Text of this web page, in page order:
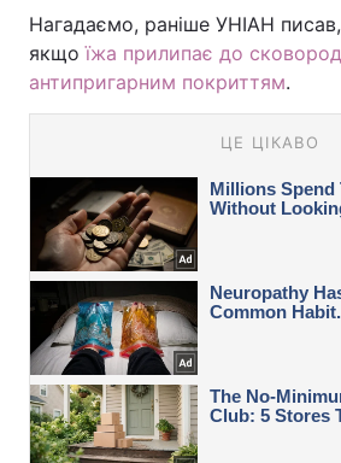
Нагадаємо, раніше УНІАН
якщоїжа прилипає до
антипригарним покриттям.